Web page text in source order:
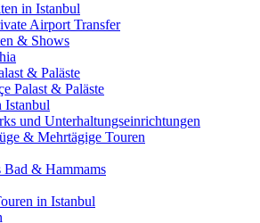
in Istanbul
Airport Transfer
& Shows
& Paläste
Palast & Paläste
Istanbul
und Unterhaltungseinrichtungen
& Mehrtägige Touren
Bad & Hammams
in Istanbul